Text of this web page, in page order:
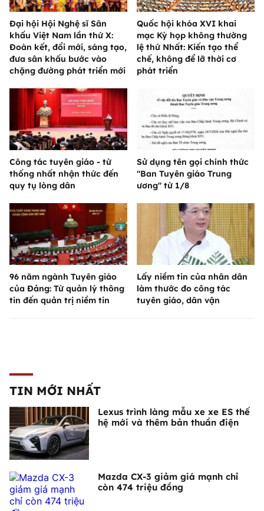
Đại hội Hội Nghệ sĩ Sân
khấu Việt Nam lần thứ X:
Đoàn kết, đổi mới, sáng tạo,
đưa sân khấu bước vào
chặng đường phát triển mới
Quốc hội khóa XVI khai
mạc Kỳ họp không thường
lệ thứ Nhất: Kiến tạo thể
chế, không để lỡ thời cơ
phát triển
Công tác tuyên giáo - từ
thống nhất nhận thức đến
quy tụ lòng dân
Sử dụng tên gọi chính thức
"Ban Tuyên giáo Trung
ương" từ 1/8
96 năm ngành Tuyên giáo
của Đảng: Từ quản lý thông
tin đến quản trị niềm tin
Lấy niềm tin của nhân dân
làm thước đo công tác
tuyên giáo, dân vận
TIN MỚI NHẤT
Lexus trình làng mẫu xe xe ES thế
hệ mới và thêm bản thuần điện
Mazda CX-3 giảm giá mạnh chỉ
còn 474 triệu đồng